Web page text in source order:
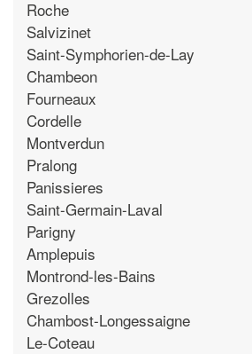
Roche
Salvizinet
Saint-Symphorien-de-Lay
Chambeon
Fourneaux
Cordelle
Montverdun
Pralong
Panissieres
Saint-Germain-Laval
Parigny
Amplepuis
Montrond-les-Bains
Grezolles
Chambost-Longessaigne
Le-Coteau